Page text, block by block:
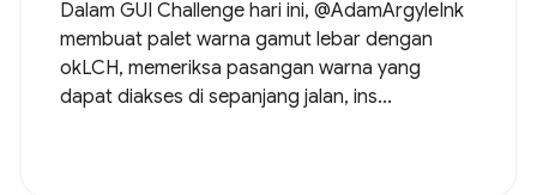
Dalam GUI Challenge hari ini, @AdamArgyleInk
membuat palet warna gamut lebar dengan
okLCH, memeriksa pasangan warna yang
dapat diakses di sepanjang jalan, ins...